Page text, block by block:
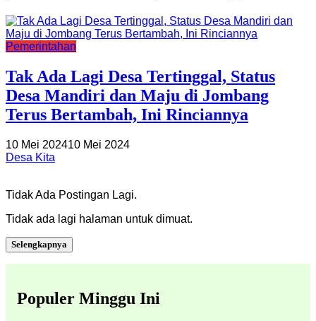
Pemerintahan
Tak Ada Lagi Desa Tertinggal, Status
Desa Mandiri dan Maju di Jombang
Terus Bertambah, Ini Rinciannya
10 Mei 202410 Mei 2024
Desa Kita
Tidak Ada Postingan Lagi.
Tidak ada lagi halaman untuk dimuat.
Selengkapnya
Populer Minggu Ini